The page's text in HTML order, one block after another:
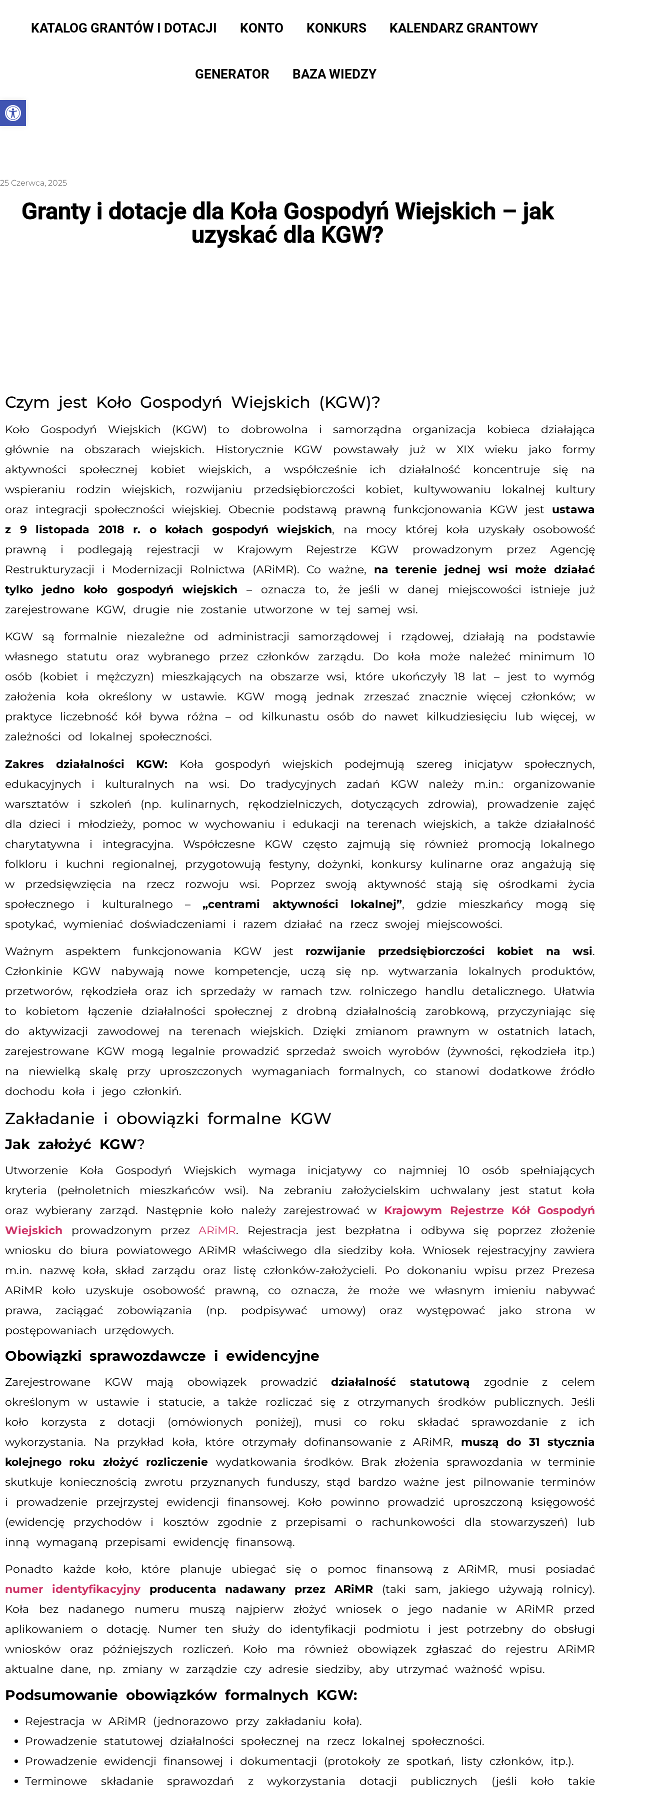
Otwórz pasek narzędzi
KATALOG GRANTÓW I DOTACJI KONTO KONKURS KALENDARZ GRANTOWY
GENERATOR BAZA WIEDZY
25 Czerwca, 2025
Granty i dotacje dla Koła Gospodyń Wiejskich – jak
uzyskać dla KGW?
Czym jest Koło Gospodyń Wiejskich (KGW)?
Koło Gospodyń Wiejskich (KGW) to dobrowolna i samorządna organizacja kobieca działająca
głównie na obszarach wiejskich. Historycznie KGW powstawały już w XIX wieku jako formy
aktywności społecznej kobiet wiejskich, a współcześnie ich działalność koncentruje się na
wspieraniu rodzin wiejskich, rozwijaniu przedsiębiorczości kobiet, kultywowaniu lokalnej kultury
oraz integracji społeczności wiejskiej. Obecnie podstawą prawną funkcjonowania KGW jest ustawa
z 9 listopada 2018 r. o kołach gospodyń wiejskich, na mocy której koła uzyskały osobowość
prawną i podlegają rejestracji w Krajowym Rejestrze KGW prowadzonym przez Agencję
Restrukturyzacji i Modernizacji Rolnictwa (ARiMR). Co ważne, na terenie jednej wsi może działać
tylko jedno koło gospodyń wiejskich – oznacza to, że jeśli w danej miejscowości istnieje już
zarejestrowane KGW, drugie nie zostanie utworzone w tej samej wsi.
KGW są formalnie niezależne od administracji samorządowej i rządowej, działają na podstawie
własnego statutu oraz wybranego przez członków zarządu. Do koła może należeć minimum 10
osób (kobiet i mężczyzn) mieszkających na obszarze wsi, które ukończyły 18 lat – jest to wymóg
założenia koła określony w ustawie. KGW mogą jednak zrzeszać znacznie więcej członków; w
praktyce liczebność kół bywa różna – od kilkunastu osób do nawet kilkudziesięciu lub więcej, w
zależności od lokalnej społeczności.
Zakres działalności KGW: Koła gospodyń wiejskich podejmują szereg inicjatyw społecznych,
edukacyjnych i kulturalnych na wsi. Do tradycyjnych zadań KGW należy m.in.: organizowanie
warsztatów i szkoleń (np. kulinarnych, rękodzielniczych, dotyczących zdrowia), prowadzenie zajęć
dla dzieci i młodzieży, pomoc w wychowaniu i edukacji na terenach wiejskich, a także działalność
charytatywna i integracyjna. Współczesne KGW często zajmują się również promocją lokalnego
folkloru i kuchni regionalnej, przygotowują festyny, dożynki, konkursy kulinarne oraz angażują się
w przedsięwzięcia na rzecz rozwoju wsi. Poprzez swoją aktywność stają się ośrodkami życia
społecznego i kulturalnego –„centrami aktywności lokalnej”, gdzie mieszkańcy mogą się
spotykać, wymieniać doświadczeniami i razem działać na rzecz swojej miejscowości.
Ważnym aspektem funkcjonowania KGW jest rozwijanie przedsiębiorczości kobiet na wsi.
Członkinie KGW nabywają nowe kompetencje, uczą się np. wytwarzania lokalnych produktów,
przetworów, rękodzieła oraz ich sprzedaży w ramach tzw. rolniczego handlu detalicznego. Ułatwia
to kobietom łączenie działalności społecznej z drobną działalnością zarobkową, przyczyniając się
do aktywizacji zawodowej na terenach wiejskich. Dzięki zmianom prawnym w ostatnich latach,
zarejestrowane KGW mogą legalnie prowadzić sprzedaż swoich wyrobów (żywności, rękodzieła itp.)
na niewielką skalę przy uproszczonych wymaganiach formalnych, co stanowi dodatkowe źródło
dochodu koła i jego członkiń.
Zakładanie i obowiązki formalne KGW
Jak założyć KGW?
Utworzenie Koła Gospodyń Wiejskich wymaga inicjatywy co najmniej 10 osób spełniających
kryteria (pełnoletnich mieszkańców wsi). Na zebraniu założycielskim uchwalany jest statut koła
oraz wybierany zarząd. Następnie koło należy zarejestrować w Krajowym Rejestrze Kół Gospodyń
Wiejskich prowadzonym przezARiMR. Rejestracja jest bezpłatna i odbywa się poprzez złożenie
wniosku do biura powiatowego ARiMR właściwego dla siedziby koła. Wniosek rejestracyjny zawiera
m.in. nazwę koła, skład zarządu oraz listę członków-założycieli. Po dokonaniu wpisu przez Prezesa
ARiMR koło uzyskuje osobowość prawną, co oznacza, że może we własnym imieniu nabywać
prawa, zaciągać zobowiązania (np. podpisywać umowy) oraz występować jako strona w
postępowaniach urzędowych.
Obowiązki sprawozdawcze i ewidencyjne
Zarejestrowane KGW mają obowiązek prowadzićdziałalność statutową zgodnie z celem
określonym w ustawie i statucie, a także rozliczać się z otrzymanych środków publicznych. Jeśli
koło korzysta z dotacji (omówionych poniżej), musi co roku składać sprawozdanie z ich
wykorzystania. Na przykład koła, które otrzymały dofinansowanie z ARiMR, muszą do 31 stycznia
kolejnego roku złożyć rozliczenie wydatkowania środków. Brak złożenia sprawozdania w terminie
skutkuje koniecznością zwrotu przyznanych funduszy, stąd bardzo ważne jest pilnowanie terminów
i prowadzenie przejrzystej ewidencji finansowej. Koło powinno prowadzić uproszczoną księgowość
(ewidencję przychodów i kosztów zgodnie z przepisami o rachunkowości dla stowarzyszeń) lub
inną wymaganą przepisami ewidencję finansową.
Ponadto każde koło, które planuje ubiegać się o pomoc finansową z ARiMR, musi posiadać
numer identyfikacyjny producenta nadawany przez ARiMR (taki sam, jakiego używają rolnicy).
Koła bez nadanego numeru muszą najpierw złożyć wniosek o jego nadanie w ARiMR przed
aplikowaniem o dotację. Numer ten służy do identyfikacji podmiotu i jest potrzebny do obsługi
wniosków oraz późniejszych rozliczeń. Koło ma również obowiązek zgłaszać do rejestru ARiMR
aktualne dane, np. zmiany w zarządzie czy adresie siedziby, aby utrzymać ważność wpisu.
Podsumowanie obowiązków formalnych KGW:
Rejestracja w ARiMR (jednorazowo przy zakładaniu koła).
Prowadzenie statutowej działalności społecznej na rzecz lokalnej społeczności.
Prowadzenie ewidencji finansowej i dokumentacji (protokoły ze spotkań, listy członków, itp.).
Terminowe składanie sprawozdań z wykorzystania dotacji publicznych (jeśli koło takie